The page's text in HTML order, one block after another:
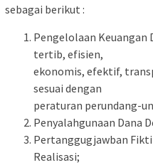
sebagai berikut :
Pengelolaan Keuangan
tertib, efisien,
ekonomis, efektif,
sesuai dengan
peraturan perundang-
Penyalahgunaan Dana
Pertanggugjawban
Realisasi;